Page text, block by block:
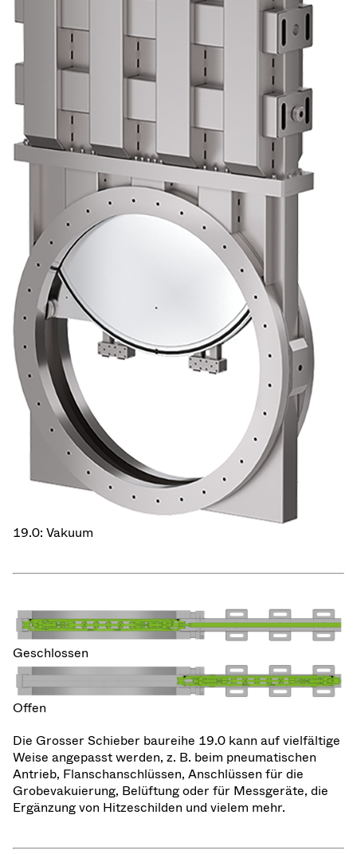
19.0: Vakuum
Geschlossen
Offen
Die Grosser Schieber baureihe 19.0 kann auf vielfältige
Weise angepasst werden, z. B. beim pneumatischen
Antrieb, Flanschanschlüssen, Anschlüssen für die
Grobevakuierung, Belüftung oder für Messgeräte, die
Ergänzung von Hitzeschilden und vielem mehr.